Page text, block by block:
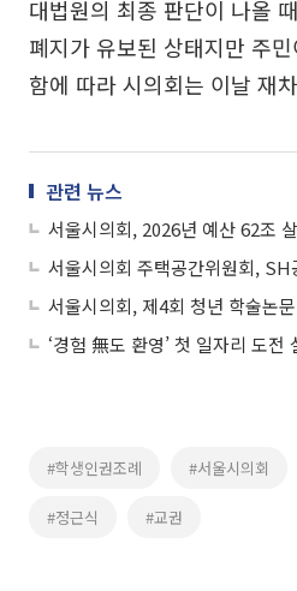
대법원의 최종 판단이 나올
폐지가 유보된 상태지만 주
함에 따라 시의회는 이날 재
관련 뉴스
서울시의회 주택공간위원회, SH
서울시의회, 제4회 청년 학술논
‘경험 無도 환영’ 첫 일자리 도전
#학생인권조례 #서울시의회
#정근식 #교권